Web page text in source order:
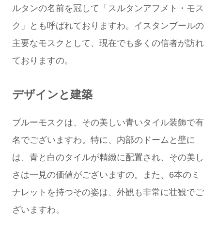
ルタンの名前を冠して「スルタンアフメト・モス
ク」とも呼ばれておりますわ。イスタンブールの
主要なモスクとして、現在でも多くの信者が訪れ
ておりますの。
デザインと建築
ブルーモスクは、その美しい青いタイル装飾で有
名でございますわ。特に、内部のドームと壁に
は、青と白のタイルが精緻に配置され、その美し
さは一見の価値がございますの。また、6本のミ
ナレットを持つその姿は、外観も非常に壮観でご
ざいますわ。